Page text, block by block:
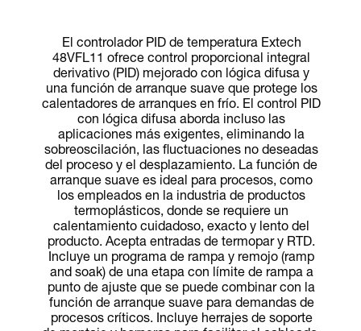
El controlador PID de temperatura Extech
48VFL11 ofrece control proporcional integral
derivativo (PID) mejorado con lógica difusa y
una función de arranque suave que protege los
calentadores de arranques en frío. El control PID
con lógica difusa aborda incluso las
aplicaciones más exigentes, eliminando la
sobreoscilación, las fluctuaciones no deseadas
del proceso y el desplazamiento. La función de
arranque suave es ideal para procesos, como
los empleados en la industria de productos
termoplásticos, donde se requiere un
calentamiento cuidadoso, exacto y lento del
producto. Acepta entradas de termopar y RTD.
Incluye un programa de rampa y remojo (ramp
and soak) de una etapa con límite de rampa a
punto de ajuste que se puede combinar con la
función de arranque suave para demandas de
procesos críticos. Incluye herrajes de soporte